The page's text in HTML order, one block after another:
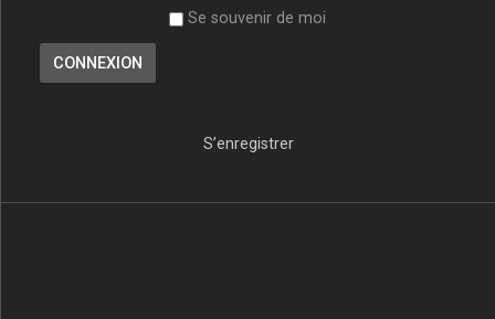
Se souvenir de moi
S’enregistrer